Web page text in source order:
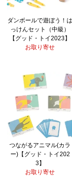
ダンボールで遊ぼう！は
っけんセット（中級）
【グッド・トイ2023】
お取り寄せ
つながるアニマル(カラ
ー)【グッド・トイ202
3】
お取り寄せ